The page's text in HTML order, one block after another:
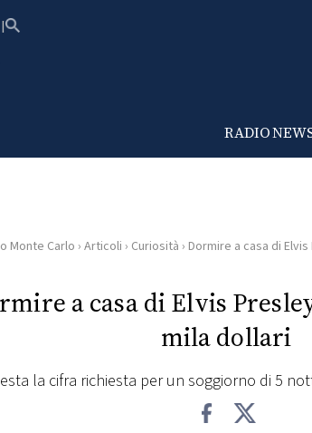
RADIO
Monte Carlo › Articoli › Curiosità › Dormire a casa di
a casa di Elvis
mila dollari
la cifra richiesta per un soggiorno di 5